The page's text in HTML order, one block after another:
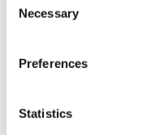
Selection
Necessary
Preferences
StatisticsBar 4X Ultimate